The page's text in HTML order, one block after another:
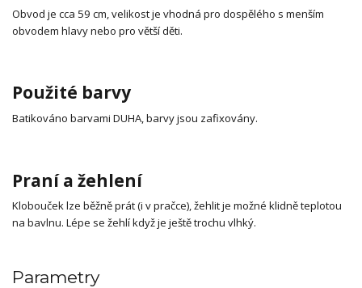
Obvod je cca 59 cm, velikost je vhodná pro dospělého s menším
obvodem hlavy nebo pro větší děti.
Použité barvy
Batikováno barvami DUHA, barvy jsou zafixovány.
Praní a žehlení
Klobouček lze běžně prát (i v pračce), žehlit je možné klidně teplotou
na bavlnu. Lépe se žehlí když je ještě trochu vlhký.
Parametry